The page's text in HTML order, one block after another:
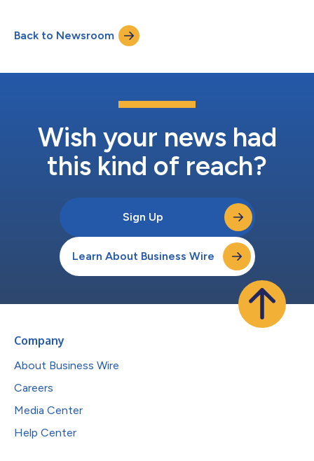
Erfahrung mit, die er in verschiedenen Sektoren der Biopharma-
Industrie gesammelt hat, und verfügt über Fachwissen in der
kommerziellen Entwicklung v...
Back to Newsroom
Wish your news had
this kind of reach?
Sign Up
Learn About Business Wire
Company
About Business Wire
Careers
Media Center
Help Center